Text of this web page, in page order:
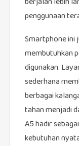
penggunaan
Smartphone ini
membutuhkan
digunakan.
sederhana
berbagai
tahan menjadi
A5 hadir
kebutuhan